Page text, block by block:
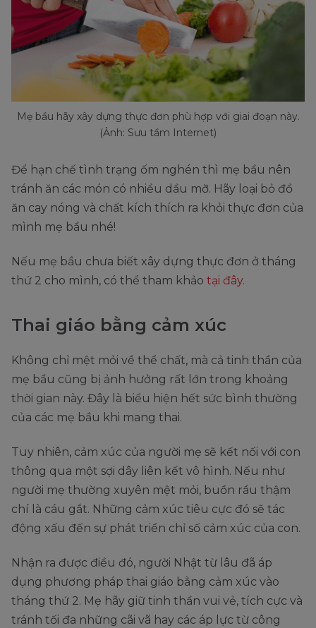
Mẹ bầu hãy xây dựng thực đơn phù hợp với giai đoạn này.
(Ảnh: Sưu tầm Internet)
Để hạn chế tình trạng ốm nghén thì mẹ bầu nên
tránh ăn các món có nhiều dầu mỡ. Hãy loại bỏ đồ
ăn cay nóng và chất kích thích ra khỏi thực đơn của
mình mẹ bầu nhé!
Nếu mẹ bầu chưa biết xây dựng thực đơn ở tháng
thứ 2 cho mình, có thể tham khảo tại đây.
Thai giáo bằng cảm xúc
Không chỉ mệt mỏi về thể chất, mà cả tinh thần của
mẹ bầu cũng bị ảnh hưởng rất lớn trong khoảng
thời gian này. Đây là biểu hiện hết sức bình thường
của các mẹ bầu khi mang thai.
Tuy nhiên, cảm xúc của người mẹ sẽ kết nối với con
thông qua một sợi dây liên kết vô hình. Nếu như
người mẹ thường xuyên mệt mỏi, buồn rầu thậm
chí là cáu gắt. Những cảm xúc tiêu cực đó sẽ tác
động xấu đến sự phát triển chỉ số cảm xúc của con.
Nhận ra được điều đó, người Nhật từ lâu đã áp
dụng phương pháp thai giáo bằng cảm xúc vào
tháng thứ 2. Mẹ hãy giữ tinh thần vui vẻ, tích cực và
tránh tối đa những cãi vã hay các áp lực từ công